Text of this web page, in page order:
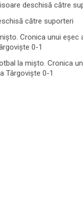
deschisă către
către suporteri
Cronica unui eșec
0-1
la mișto. Cronica
Târgoviște 0-1